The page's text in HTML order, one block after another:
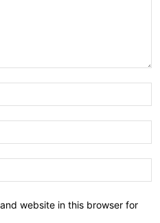
website in this browser for